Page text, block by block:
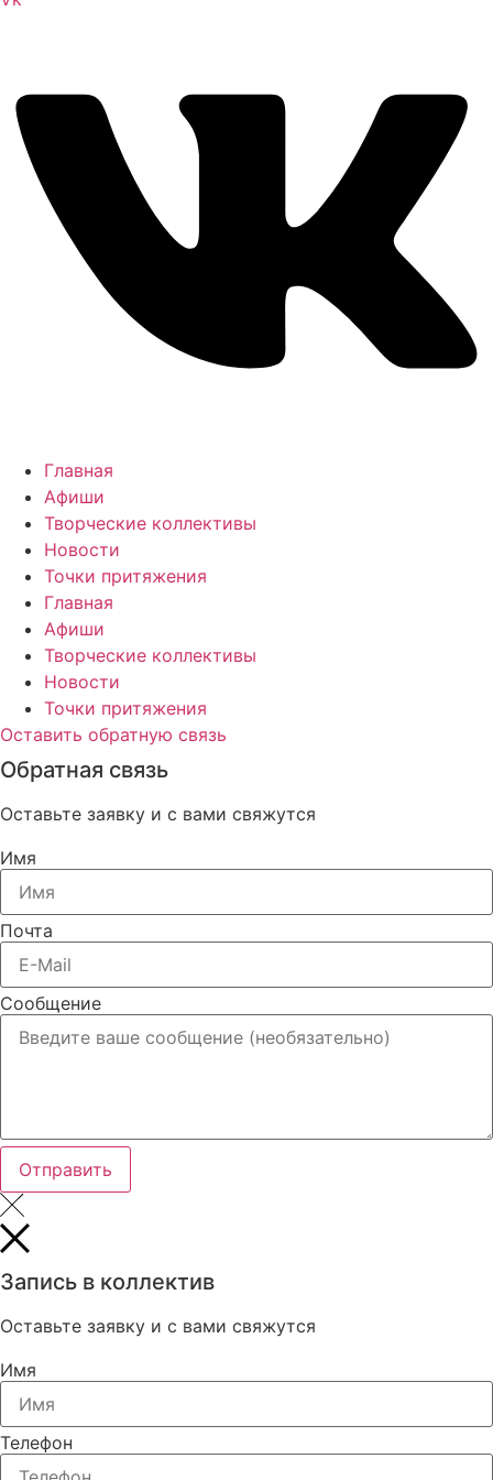
Главная
Афиши
Творческие коллективы
Новости
Точки притяжения
Главная
Афиши
Творческие коллективы
Новости
Точки притяжения
Оставить обратную связь
Обратная связь
Оставьте заявку и с вами свяжутся
Имя
Почта
Сообщение
Отправить
Запись в коллектив
Оставьте заявку и с вами свяжутся
Имя
Телефон